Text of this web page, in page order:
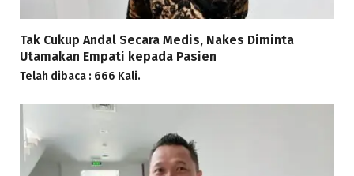
Tak Cukup Andal Secara Medis, Nakes Diminta
Utamakan Empati kepada Pasien
Telah dibaca : 666 Kali.